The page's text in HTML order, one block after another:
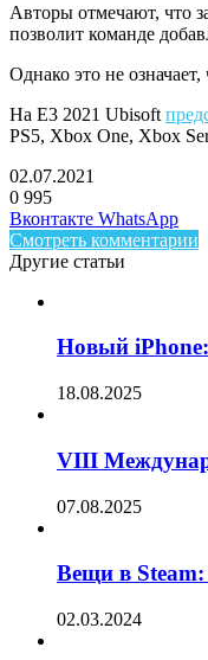
Авторы отмечают, что
позволит команде
Однако это не
На E3 2021 Ubisoft
PS5, Xbox One, Xbox
02.07.2021
0 995
Facebook
Twitter
LinkedIn
Вконтакте WhatsApp
Смотреть комментарии
Другие статьи
Новый iPhone:
18.08.2025
VIII
07.08.2025
Вещи в
02.03.2024